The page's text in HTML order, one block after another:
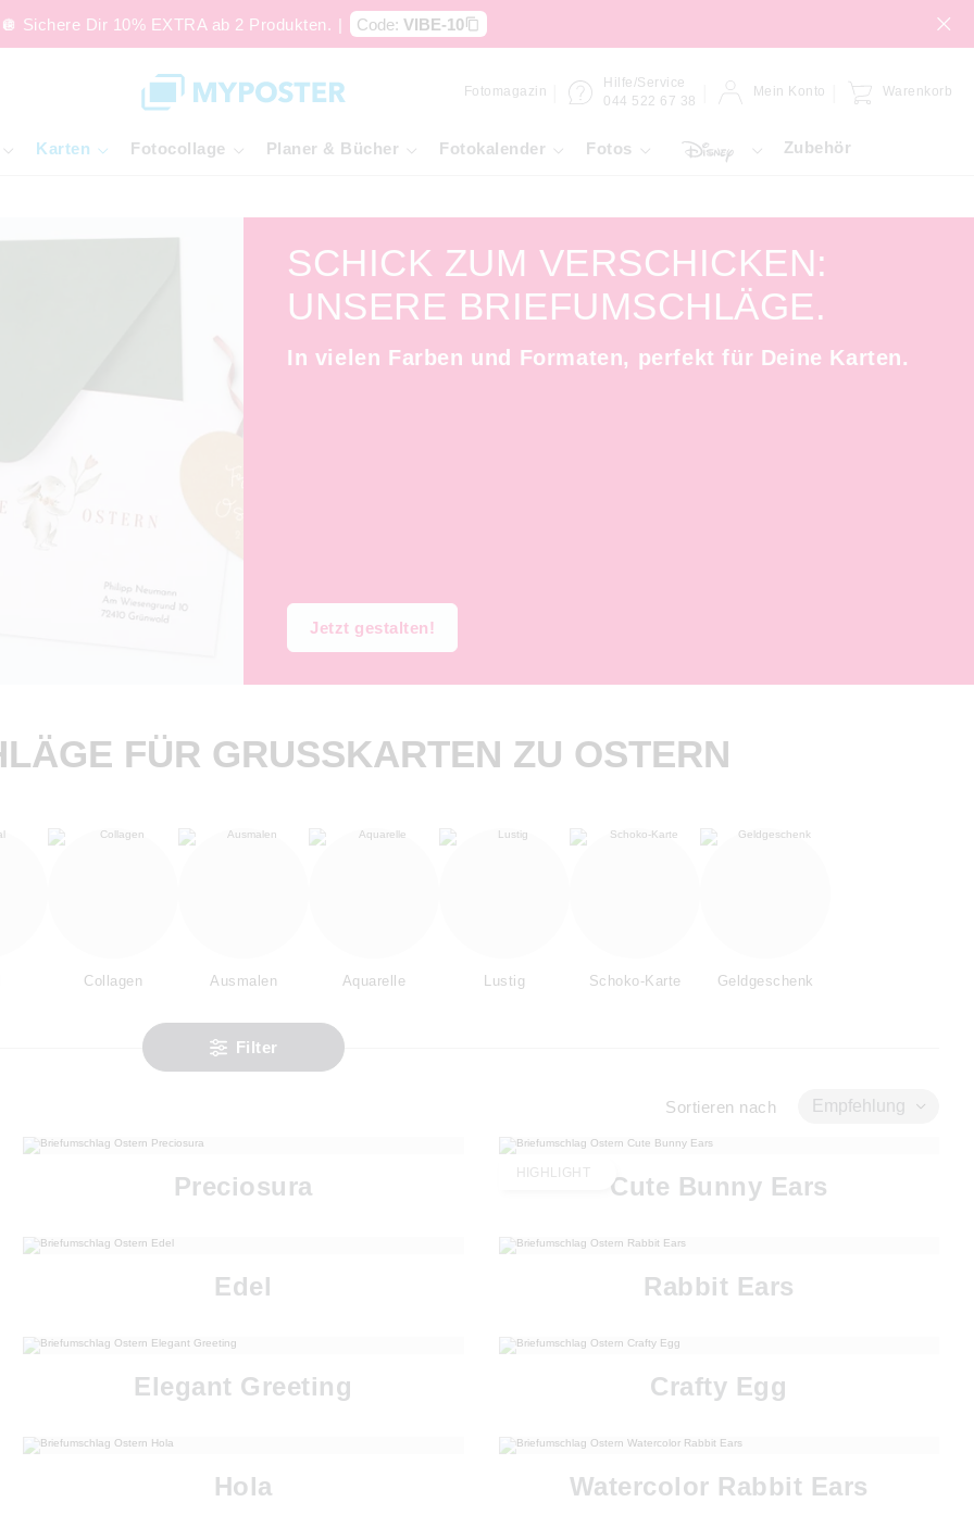
🪩 Sichere Dir 10% EXTRA ab 2 Produkten. | Code: VIBE-10
Fotomagazin
Hilfe/Service
044 522 67 38
Mein Konto Warenkorb
Karten Fotocollage Planer & Bücher Fotokalender Fotos Zubehör
SCHICK ZUM VERSCHICKEN:
UNSERE BRIEFUMSCHLÄGE.
In vielen Farben und Formaten, perfekt für Deine Karten.
Jetzt gestalten!
FÜR GRUSSKARTEN ZU OSTERN
Collagen Ausmalen Aquarelle Lustig Schoko-Karte Geldgeschenk
Filter
Sortieren nach Empfehlung
Preciosura HIGHLIGHT Cute Bunny Ears
Edel Rabbit Ears
Elegant Greeting Crafty Egg
Hola Watercolor Rabbit Ears